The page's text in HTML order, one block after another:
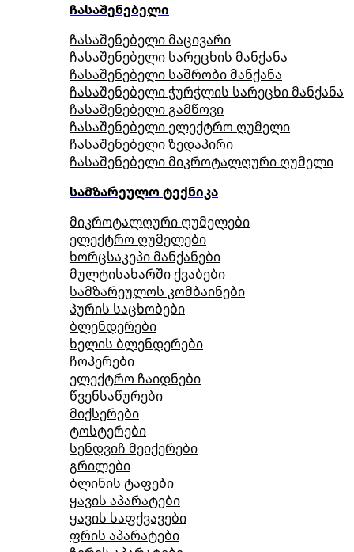
ჩასაშენებელი
ჩასაშენებელი მაცივარი
ჩასაშენებელი სარეცხის მანქანა
ჩასაშენებელი საშრობი მანქანა
ჩასაშენებელი ჭურჭლის სარეცხი მანქანა
ჩასაშენებელი გამწოვი
ჩასაშენებელი ელექტრო ღუმელი
ჩასაშენებელი ზედაპირი
ჩასაშენებელი მიკროტალღური ღუმელი
სამზარეულო ტექნიკა
მიკროტალღური ღუმელები
ელექტრო ღუმელები
ხორცსაკეპი მანქანები
მულტისახარში ქვაბები
სამზარეულოს კომბაინები
პურის საცხობები
ბლენდერები
ხელის ბლენდერები
ჩოპერები
ელექტრო ჩაიდნები
წვენსაწურები
მიქსერები
ტოსტერები
სენდვიჩ მეიქერები
გრილები
ბლინის ტაფები
ყავის აპარატები
ყავის საფქვავები
ფრის აპარატები